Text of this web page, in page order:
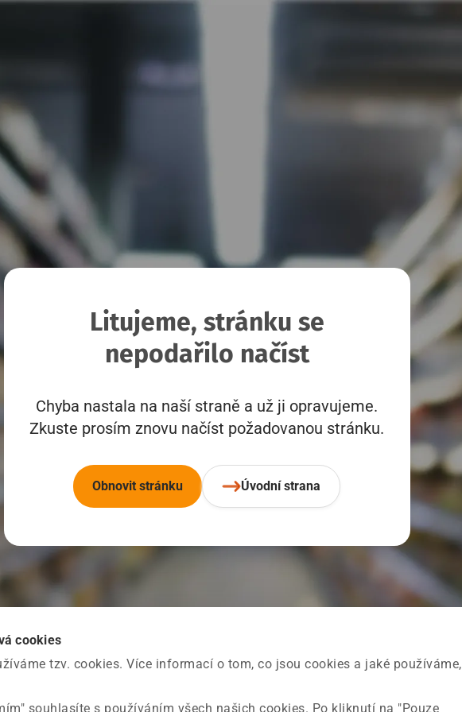
cookies
tzv. cookies. Více informací o tom, co jsou cookies a jaké používáme,
souhlasíte s používáním všech našich cookies. Po kliknutí na "Pouze
Litujeme, stránku se
nepodařilo načíst
Chyba nastala na naší straně a už ji opravujeme.
Zkuste prosím znovu načíst požadovanou stránku.
Obnovit stránku Úvodní strana